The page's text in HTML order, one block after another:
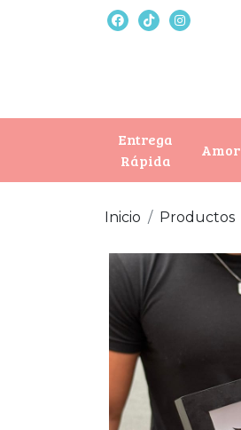
Entrega
Rápida
Amor
Inicio Productos